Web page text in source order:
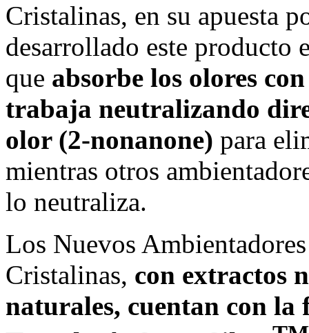
Cristalinas, en su apuesta
desarrollado este producto
que absorbe los olores
trabaja neutralizando
olor (2-nonanone) para
mientras otros
lo neutraliza.
Los Nuevos
Cristalinas, con extractos
naturales, cuentan con